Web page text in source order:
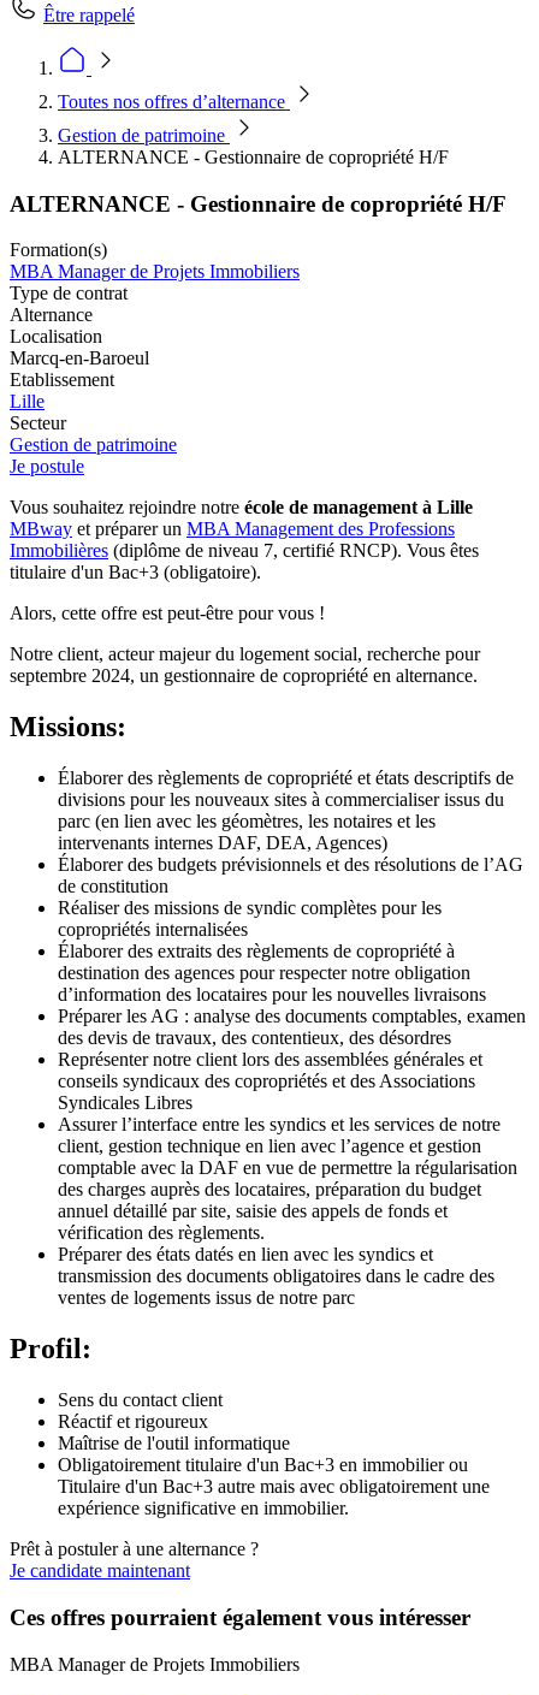
Être rappelé
Toutes nos offres d’alternance
Gestion de patrimoine
ALTERNANCE - Gestionnaire de copropriété H/F
ALTERNANCE - Gestionnaire de copropriété H/F
Formation(s)
MBA Manager de Projets Immobiliers
Type de contrat
Alternance
Localisation
Marcq-en-Baroeul
Etablissement
Lille
Secteur
Gestion de patrimoine
Je postule
Vous souhaitez rejoindre notre école de management à Lille
MBway et préparer un MBA Management des Professions
Immobilières (diplôme de niveau 7, certifié RNCP). Vous êtes
titulaire d'un Bac+3 (obligatoire).
Alors, cette offre est peut-être pour vous !
Notre client, acteur majeur du logement social, recherche pour
septembre 2024, un gestionnaire de copropriété en alternance.
Missions:
Élaborer des règlements de copropriété et états descriptifs de
divisions pour les nouveaux sites à commercialiser issus du
parc (en lien avec les géomètres, les notaires et les
intervenants internes DAF, DEA, Agences)
Élaborer des budgets prévisionnels et des résolutions de l’AG
de constitution
Réaliser des missions de syndic complètes pour les
copropriétés internalisées
Élaborer des extraits des règlements de copropriété à
destination des agences pour respecter notre obligation
d’information des locataires pour les nouvelles livraisons
Préparer les AG : analyse des documents comptables, examen
des devis de travaux, des contentieux, des désordres
Représenter notre client lors des assemblées générales et
conseils syndicaux des copropriétés et des Associations
Syndicales Libres
Assurer l’interface entre les syndics et les services de notre
client, gestion technique en lien avec l’agence et gestion
comptable avec la DAF en vue de permettre la régularisation
des charges auprès des locataires, préparation du budget
annuel détaillé par site, saisie des appels de fonds et
vérification des règlements.
Préparer des états datés en lien avec les syndics et
transmission des documents obligatoires dans le cadre des
ventes de logements issus de notre parc
Profil:
Sens du contact client
Réactif et rigoureux
Maîtrise de l'outil informatique
Obligatoirement titulaire d'un Bac+3 en immobilier ou
Titulaire d'un Bac+3 autre mais avec obligatoirement une
expérience significative en immobilier.
Prêt à postuler à une alternance ?
Je candidate maintenant
Ces offres pourraient également vous intéresser
MBA Manager de Projets Immobiliers